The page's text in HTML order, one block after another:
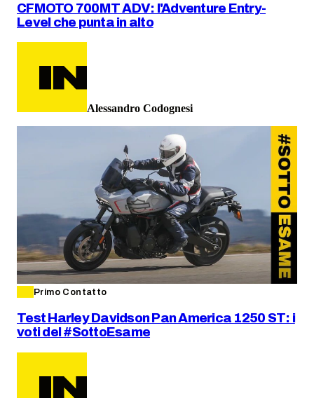
CFMOTO 700MT ADV: l'Adventure Entry-
Level che punta in alto
Alessandro Codognesi
Primo Contatto
Test Harley Davidson Pan America 1250 ST: i
voti del #SottoEsame